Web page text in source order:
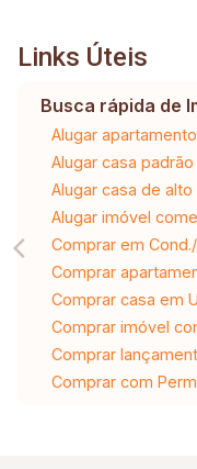
Links Úteis
Busca rápida de
Alugar
Alugar casa
Alugar casa de
Alugar imóvel
Comprar em
Comprar
Comprar casa em
Comprar imóvel
Comprar
Comprar com